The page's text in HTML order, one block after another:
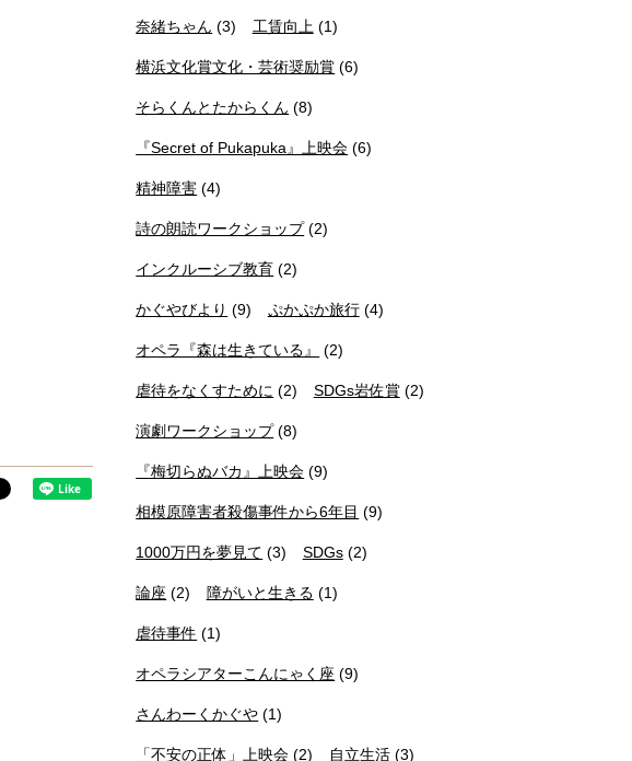
奈緒ちゃん (3) 工賃向上(1)
横浜文化賞文化・芸術奨励賞 (6)
そらくんとたからくん (8)
『Secret of Pukapuka』上映会 (6)
精神障害 (4)
詩の朗読ワークショップ(2)
インクルーシブ教育 (2)
かぐやびより (9) ぷかぷか旅行(4)
オペラ『森は生きている』 (2)
虐待をなくすために (2) SDGs岩佐賞(2)
演劇ワークショップ(8)
『梅切らぬバカ』上映会 (9)
相模原障害者殺傷事件から6年目 (9)
1000万円を夢見て (3) SDGs(2)
論座 (2) 障がいと生きる (1)
虐待事件 (1)
オペラシアターこんにゃく座 (9)
さんわーくかぐや (1)
「不安の正体」上映会 (2) 自立生活(3)